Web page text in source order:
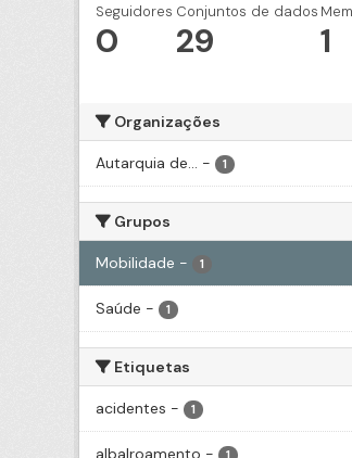
Seguidores
0
Conjuntos de dados
29 1
Organizações
Autarquia de... - 1
Grupos
Mobilidade - 1
Saúde - 1
Etiquetas
acidentes - 1
albalroamento - 1